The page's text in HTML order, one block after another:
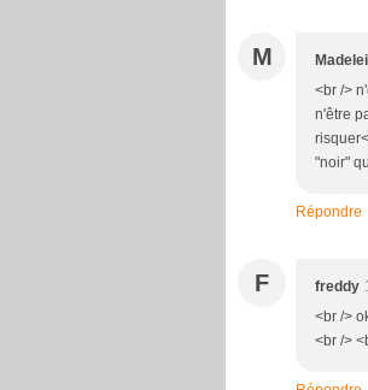
M
<br />
n'être
"noir"
Répondre
F freddy
<br />
<br />